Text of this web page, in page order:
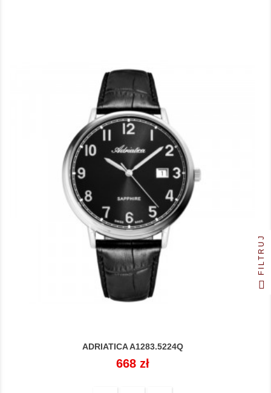
ADRIATICA A1283.5224Q
Cena
668 zł
FILTRUJ